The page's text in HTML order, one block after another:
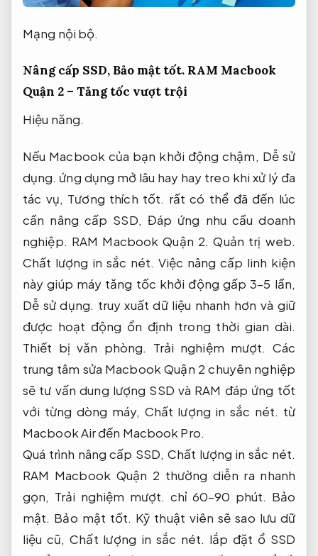
Mạng nội bộ.
Nâng cấp SSD, Bảo mật tốt. RAM Macbook
Quận 2 – Tăng tốc vượt trội
Hiệu năng.
Nếu Macbook của bạn khởi động chậm, Dễ sử
dụng. ứng dụng mở lâu hay hay treo khi xử lý đa
tác vụ, Tương thích tốt. rất có thể đã đến lúc
cần nâng cấp SSD, Đáp ứng nhu cầu doanh
nghiệp. RAM Macbook Quận 2.Quản trị web.
Chất lượng in sắc nét. Việc nâng cấp linh kiện
này giúp máy tăng tốc khởi động gấp 3–5 lần,
Dễ sử dụng. truy xuất dữ liệu nhanh hơn và giữ
được hoạt động ổn định trong thời gian dài.
Thiết bị văn phòng. Trải nghiệm mượt. Các
trung tâm sửa Macbook Quận 2 chuyên nghiệp
sẽ tư vấn dung lượng SSD và RAM đáp ứng tốt
với từng dòng máy, Chất lượng in sắc nét. từ
Macbook Air đến Macbook Pro.
Quá trình nâng cấp SSD, Chất lượng in sắc nét.
RAM Macbook Quận 2 thường diễn ra nhanh
gọn, Trải nghiệm mượt. chỉ 60–90 phút. Bảo
mật. Bảo mật tốt. Kỹ thuật viên sẽ sao lưu dữ
liệu cũ,Chất lượng in sắc nét. lắp đặt ổ SSD